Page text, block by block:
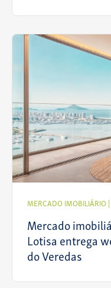
MERCADO IMOBILIÁRIO |
Mercado
Lotisa entrega
do Veredas